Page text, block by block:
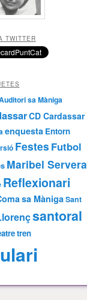
TWITTER
sa Màniga
CD Cardassar
enquesta Entorn
Festes Futbol
Maribel Servera
Reflexionari
sa MànigaSant
santoral
tren